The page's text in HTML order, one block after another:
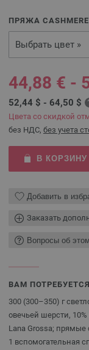
ПРЯЖА
Выбрать цвет »
44,88 € -
52,44 $ - 64,50 $
Цвета со скидкой
без НДС, без учета
В КОРЗИНУ
Добавить в
Заказать
Вопросы об
ВАМ ПОТРЕБУЕТСЯ
300 (300–350) г
овечьей шерсти,
Lana Grossa;
1 вспомогательная